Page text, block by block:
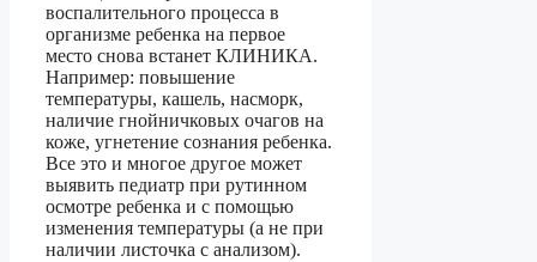
воспалительного процесса в
организме ребенка на первое
место снова встанет КЛИНИКА.
Например: повышение
температуры, кашель, насморк,
наличие гнойничковых очагов на
коже, угнетение сознания ребенка.
Все это и многое другое может
выявить педиатр при рутинном
осмотре ребенка и с помощью
изменения температуры (а не при
наличии листочка с анализом).